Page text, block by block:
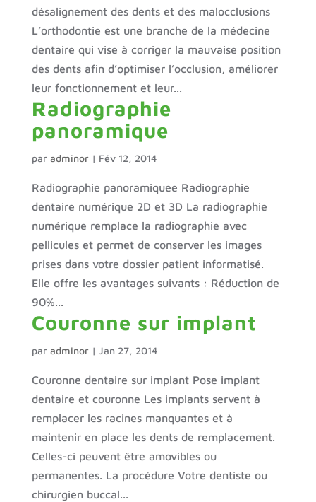
désalignement des dents et des malocclusions
L’orthodontie est une branche de la médecine
dentaire qui vise à corriger la mauvaise position
des dents afin d’optimiser l’occlusion, améliorer
leur fonctionnement et leur...
Radiographie
panoramique
par adminor| Fév 12, 2014
Radiographie panoramiquee Radiographie
dentaire numérique 2D et 3D La radiographie
numérique remplace la radiographie avec
pellicules et permet de conserver les images
prises dans votre dossier patient informatisé.
Elle offre les avantages suivants : Réduction de
90%...
Couronne sur implant
par adminor| Jan 27, 2014
Couronne dentaire sur implant Pose implant
dentaire et couronne Les implants servent à
remplacer les racines manquantes et à
maintenir en place les dents de remplacement.
Celles-ci peuvent être amovibles ou
permanentes. La procédure Votre dentiste ou
chirurgien buccal...